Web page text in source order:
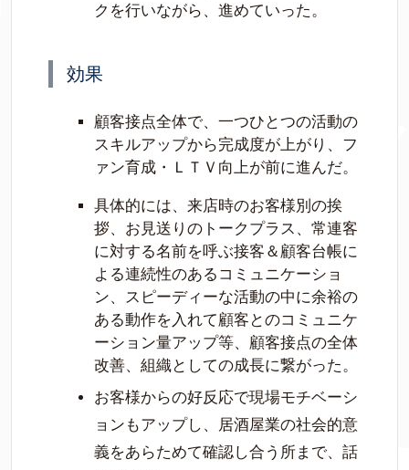
クを行いながら、進めていった。
効果
顧客接点全体で、一つひとつの活動の
スキルアップから完成度が上がり、フ
ァン育成・ＬＴＶ向上が前に進んだ。
具体的には、来店時のお客様別の挨
拶、お見送りのトークプラス、常連客
に対する名前を呼ぶ接客＆顧客台帳に
よる連続性のあるコミュニケーショ
ン、スピーディーな活動の中に余裕の
ある動作を入れて顧客とのコミュニケ
ーション量アップ等、顧客接点の全体
改善、組織としての成長に繋がった。
お客様からの好反応で現場モチベーシ
ョンもアップし、居酒屋業の社会的意
義をあらためて確認し合う所まで、話